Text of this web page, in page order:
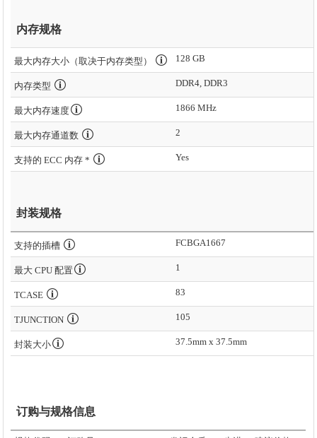
内存规格
最大内存大小（取决于内存类型） 128 GB
内存类型 DDR4, DDR3
最大内存速度 1866 MHz
最大内存通道数 2
支持的 ECC 内存 * Yes
封装规格
支持的插槽 FCBGA1667
最大 CPU 配置 1
TCASE 83
TJUNCTION 105
封装大小 37.5mm x 37.5mm
订购与规格信息